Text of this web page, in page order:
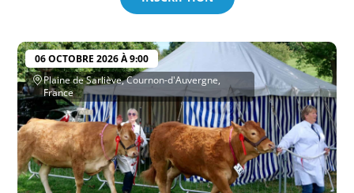
06 OCTOBRE 2026 À 9:00
Plaine de Sarliève, Cournon-d'Auvergne,
France